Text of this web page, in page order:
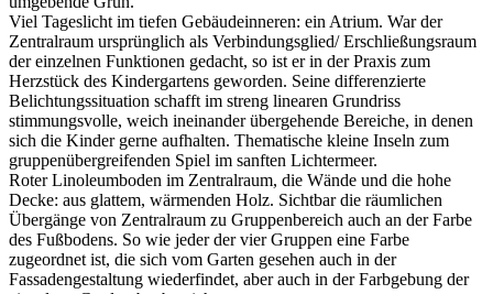
Viel Tageslicht im tiefen Gebäudeinneren: ein Atrium. War der
Zentralraum ursprünglich als Verbindungsglied/ Erschließungsraum
der einzelnen Funktionen gedacht, so ist er in der Praxis zum
Herzstück des Kindergartens geworden. Seine differenzierte
Belichtungssituation schafft im streng linearen Grundriss
stimmungsvolle, weich ineinander übergehende Bereiche, in denen
sich die Kinder gerne aufhalten. Thematische kleine Inseln zum
gruppenübergreifenden Spiel im sanften Lichtermeer.
Roter Linoleumboden im Zentralraum, die Wände und die hohe
Decke: aus glattem, wärmenden Holz. Sichtbar die räumlichen
Übergänge von Zentralraum zu Gruppenbereich auch an der Farbe
des Fußbodens. So wie jeder der vier Gruppen eine Farbe
zugeordnet ist, die sich vom Garten gesehen auch in der
Fassadengestaltung wiederfindet, aber auch in der Farbgebung der